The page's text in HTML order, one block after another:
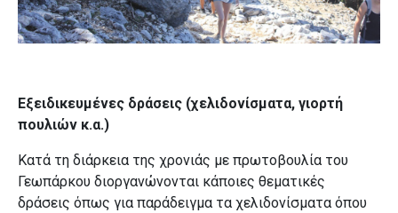
Εξειδικευμένες δράσεις (χελιδονίσματα, γιορτή
πουλιών κ.α.)
Κατά τη διάρκεια της χρονιάς με πρωτοβουλία του
Γεωπάρκου διοργανώνονται κάποιες θεματικές
δράσεις όπως για παράδειγμα τα χελιδονίσματα όπου